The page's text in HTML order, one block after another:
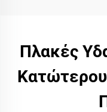
Πλακές